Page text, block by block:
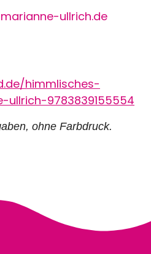
ullrich.de
himmlisches-
9783839155554
ohne Farbdruck.